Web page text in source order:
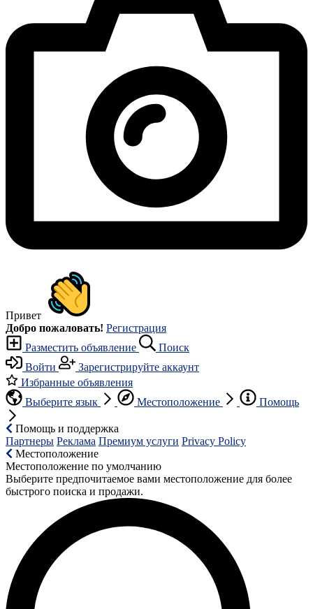
Привет
Добро пожаловать! Регистрация
Разместить объявление
Поиск
Войти
Зарегистрируйте аккаунт
Избранные объявления
Выберите язык
Местоположение Помощь
Помощь и поддержка
Партнеры Реклама Премиум услуги Privacy Policy
Местоположение
Местоположение по умолчанию
Выберите предпочитаемое вами местоположение для более
быстрого поиска и продажи.